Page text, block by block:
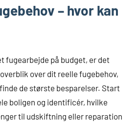
– hvor kan
fugearbejde på budget, er det
over dit reelle fugebehov,
de største besparelser. Start
boligen og identificér, hvilke
til udskiftning eller reparation